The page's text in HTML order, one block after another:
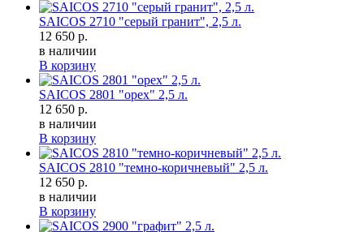
SAICOS 2710 "серый гранит", 2,5 л.
12 650 р.
в наличии
В корзину
SAICOS 2801 "орех" 2,5 л.
12 650 р.
в наличии
В корзину
SAICOS 2810 "темно-коричневый" 2,5 л.
12 650 р.
в наличии
В корзину